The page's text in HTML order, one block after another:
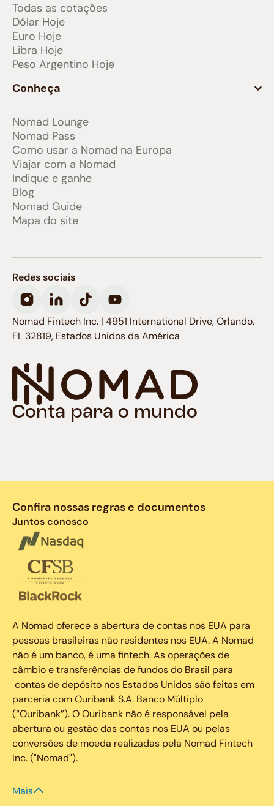
Todas as cotações
Dólar Hoje
Euro Hoje
Libra Hoje
Peso Argentino Hoje
Conheça
Nomad Lounge
Nomad Pass
Como usar a Nomad na Europa
Viajar com a Nomad
Indique e ganhe
Blog
Nomad Guide
Mapa do site
Conta para o mundo
Redes sociais
Nomad Fintech Inc. | 4951 International Drive, Orlando,
FL 32819, Estados Unidos da América
Confira nossas regras e documentos
Juntos conosco
A Nomad oferece a abertura de contas nos EUA para
pessoas brasileiras não residentes nos EUA. A Nomad
não é um banco, é uma fintech. As operações de
câmbio e transferências de fundos do Brasil para
contas de depósito nos Estados Unidos são feitas em
parceria com Ouribank S.A. Banco Múltiplo
(“Ouribank”). O Ouribank não é responsável pela
abertura ou gestão das contas nos EUA ou pelas
conversões de moeda realizadas pela Nomad Fintech
Inc. ("Nomad").
Mais